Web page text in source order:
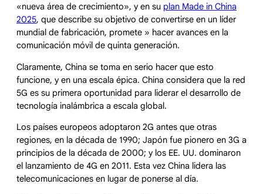
«nueva área de crecimiento», y en su plan Made in China
2025, que describe su objetivo de convertirse en un líder
mundial de fabricación, promete » hacer avances en la
comunicación móvil de quinta generación.
Claramente, China se toma en serio hacer que esto
funcione, y en una escala épica. China considera que la red
5G es su primera oportunidad para liderar el desarrollo de
tecnología inalámbrica a escala global.
Los países europeos adoptaron 2G antes que otras
regiones, en la década de 1990; Japón fue pionero en 3G a
principios de la década de 2000; y los EE. UU. dominaron
el lanzamiento de 4G en 2011. Esta vez China lidera las
telecomunicaciones en lugar de ponerse al día.